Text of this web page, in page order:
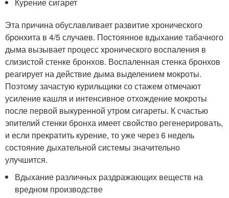
Эта причина обуславливает развитие хронического
бронхита в 4/5 случаев. Постоянное вдыхание табачного
дыма вызывает процесс хронического воспаления в
слизистой стенке бронхов. Воспаленная стенка бронхов
реагирует на действие дыма выделением мокроты.
Поэтому зачастую курильщики со стажем отмечают
усиление кашля и интенсивное отхождение мокроты
после первой выкуренной утром сигареты. К счастью
эпителий стенки бронха имеет свойство регенерировать,
и если прекратить курение, то уже через 6 недель
состояние дыхательной системы значительно
улучшится.
Вдыхание различных раздражающих веществ на
вредном производстве